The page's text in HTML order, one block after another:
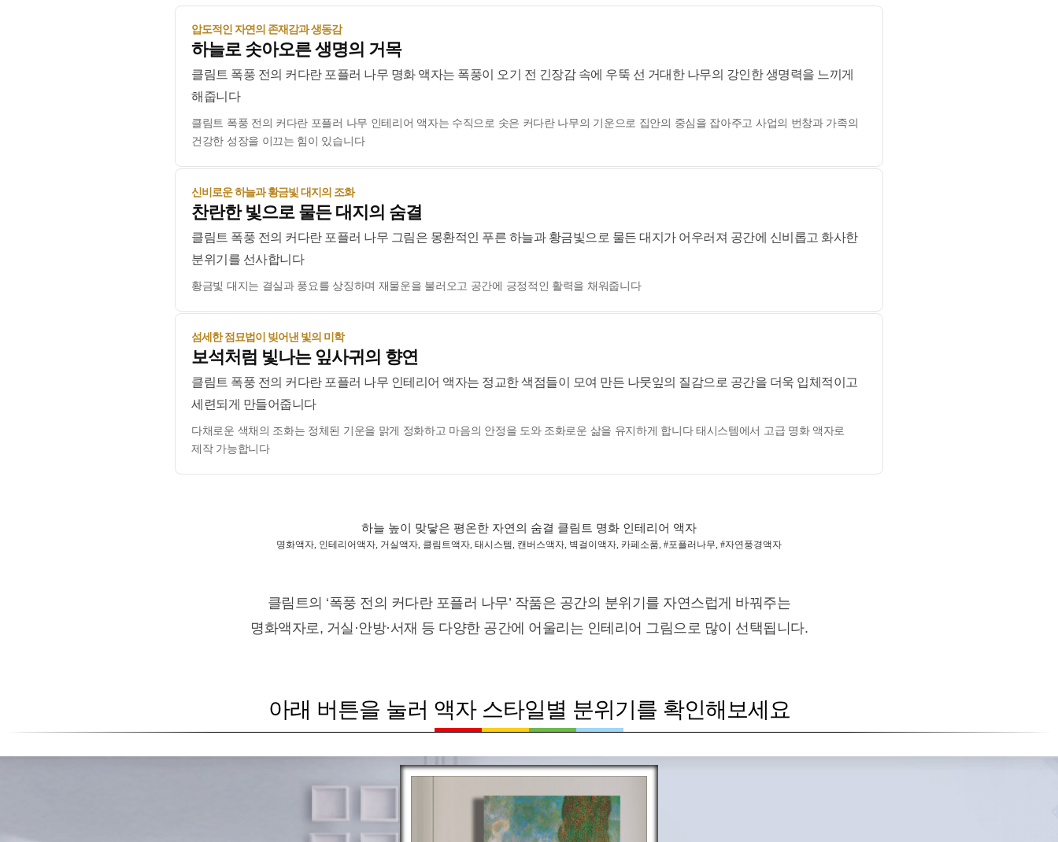
압도적인 자연의 존재감과 생동감
하늘로 솟아오른 생명의 거목
클림트 폭풍 전의 커다란 포플러 나무 명화 액자는 폭풍이 오기 전 긴장감 속에 우뚝 선 거대한 나무의 강인한 생명력을 느끼게
해줍니다
클림트 폭풍 전의 커다란 포플러 나무 인테리어 액자는 수직으로 솟은 커다란 나무의 기운으로 집안의 중심을 잡아주고 사업의 번창과 가족의
건강한 성장을 이끄는 힘이 있습니다
신비로운 하늘과 황금빛 대지의 조화
찬란한 빛으로 물든 대지의 숨결
클림트 폭풍 전의 커다란 포플러 나무 그림은 몽환적인 푸른 하늘과 황금빛으로 물든 대지가 어우러져 공간에 신비롭고 화사한
분위기를 선사합니다
황금빛 대지는 결실과 풍요를 상징하며 재물운을 불러오고 공간에 긍정적인 활력을 채워줍니다
섬세한 점묘법이 빚어낸 빛의 미학
보석처럼 빛나는 잎사귀의 향연
클림트 폭풍 전의 커다란 포플러 나무 인테리어 액자는 정교한 색점들이 모여 만든 나뭇잎의 질감으로 공간을 더욱 입체적이고
세련되게 만들어줍니다
다채로운 색채의 조화는 정체된 기운을 맑게 정화하고 마음의 안정을 도와 조화로운 삶을 유지하게 합니다 태시스템에서 고급 명화 액자로
제작 가능합니다
하늘 높이 맞닿은 평온한 자연의 숨결 클림트 명화 인테리어 액자
명화액자, 인테리어액자, 거실액자, 클림트액자, 태시스템, 캔버스액자, 벽걸이액자, 카페소품, #포플러나무, #자연풍경액자
클림트의 ‘폭풍 전의 커다란 포플러 나무’ 작품은 공간의 분위기를 자연스럽게 바꿔주는
명화액자로, 거실·안방·서재 등 다양한 공간에 어울리는 인테리어 그림으로 많이 선택됩니다.
아래 버튼을 눌러 액자 스타일별 분위기를 확인해보세요